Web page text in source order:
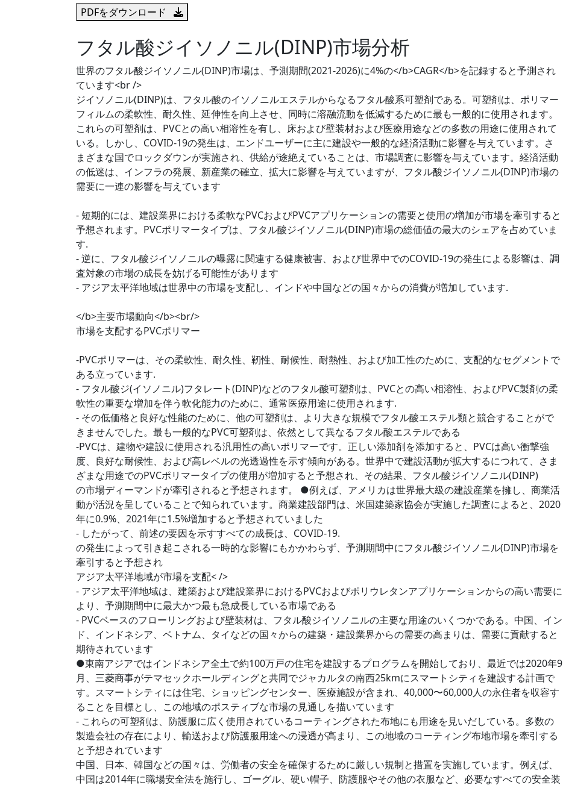
PDFをダウンロード
フタル酸ジイソノニル(DINP)市場分析
世界のフタル酸ジイソノニル(DINP)市場は、予測期間(2021-2026)に4%の</b>CAGR</b>を記録すると予測され
ています<br />
ジイソノニル(DINP)は、フタル酸のイソノニルエステルからなるフタル酸系可塑剤である。可塑剤は、ポリマー
フィルムの柔軟性、耐久性、延伸性を向上させ、同時に溶融流動を低減するために最も一般的に使用されます。
これらの可塑剤は、PVCとの高い相溶性を有し、床および壁装材および医療用途などの多数の用途に使用されて
いる。しかし、COVID-19の発生は、エンドユーザーに主に建設や一般的な経済活動に影響を与えています。さ
まざまな国でロックダウンが実施され、供給が途絶えていることは、市場調査に影響を与えています。経済活動
の低迷は、インフラの発展、新産業の確立、拡大に影響を与えていますが、フタル酸ジイソノニル(DINP)市場の
需要に一連の影響を与えています
- 短期的には、建設業界における柔軟なPVCおよびPVCアプリケーションの需要と使用の増加が市場を牽引すると
予想されます。PVCポリマータイプは、フタル酸ジイソノニル(DINP)市場の総価値の最大のシェアを占めていま
す.
- 逆に、フタル酸ジイソノニルの曝露に関連する健康被害、および世界中でのCOVID-19の発生による影響は、調
査対象の市場の成長を妨げる可能性があります
- アジア太平洋地域は世界中の市場を支配し、インドや中国などの国々からの消費が増加しています.
</b>主要市場動向</b><br/>
市場を支配するPVCポリマー
-PVCポリマーは、その柔軟性、耐久性、靭性、耐候性、耐熱性、および加工性のために、支配的なセグメントで
ある立っています.
- フタル酸ジ(イソノニル)フタレート(DINP)などのフタル酸可塑剤は、PVCとの高い相溶性、およびPVC製剤の柔
軟性の重要な増加を伴う軟化能力のために、通常医療用途に使用されます.
- その低価格と良好な性能のために、他の可塑剤は、より大きな規模でフタル酸エステル類と競合することがで
きませんでした。最も一般的なPVC可塑剤は、依然として異なるフタル酸エステルである
-PVCは、建物や建設に使用される汎用性の高いポリマーです。正しい添加剤を添加すると、PVCは高い衝撃強
度、良好な耐候性、および高レベルの光透過性を示す傾向がある。世界中で建設活動が拡大するにつれて、さま
ざまな用途でのPVCポリマータイプの使用が増加すると予想され、その結果、フタル酸ジイソノニル(DINP)
の市場ディーマンドが牽引されると予想されます。 ●例えば、アメリカは世界最大級の建設産業を擁し、商業活
動が活況を呈していることで知られています。商業建設部門は、米国建築家協会が実施した調査によると、2020
年に0.9%、2021年に1.5%増加すると予想されていました
- したがって、前述の要因を示すすべての成長は、COVID-19.
の発生によって引き起こされる一時的な影響にもかかわらず、予測期間中にフタル酸ジイソノニル(DINP)市場を
牽引すると予想され
アジア太平洋地域が市場を支配< />
- アジア太平洋地域は、建築および建設業界におけるPVCおよびポリウレタンアプリケーションからの高い需要に
より、予測期間中に最大かつ最も急成長している市場である
- PVCベースのフローリングおよび壁装材は、フタル酸ジイソノニルの主要な用途のいくつかである。中国、イン
ド、インドネシア、ベトナム、タイなどの国々からの建築・建設業界からの需要の高まりは、需要に貢献すると
期待されています
●東南アジアではインドネシア全土で約100万戸の住宅を建設するプログラムを開始しており、最近では2020年9
月、三菱商事がテマセックホールディングと共同でジャカルタの南西25kmにスマートシティを建設する計画で
す。スマートシティには住宅、ショッピングセンター、医療施設が含まれ、40,000〜60,000人の永住者を収容す
ることを目標とし、この地域のポスティブな市場の見通しを描いています
- これらの可塑剤は、防護服に広く使用されているコーティングされた布地にも用途を見いだしている。多数の
製造会社の存在により、輸送および防護服用途への浸透が高まり、この地域のコーティング布地市場を牽引する
と予想されています
中国、日本、韓国などの国々は、労働者の安全を確保するために厳しい規制と措置を実施しています。例えば、
中国は2014年に職場安全法を施行し、ゴーグル、硬い帽子、防護服やその他の衣服など、必要なすべての安全装